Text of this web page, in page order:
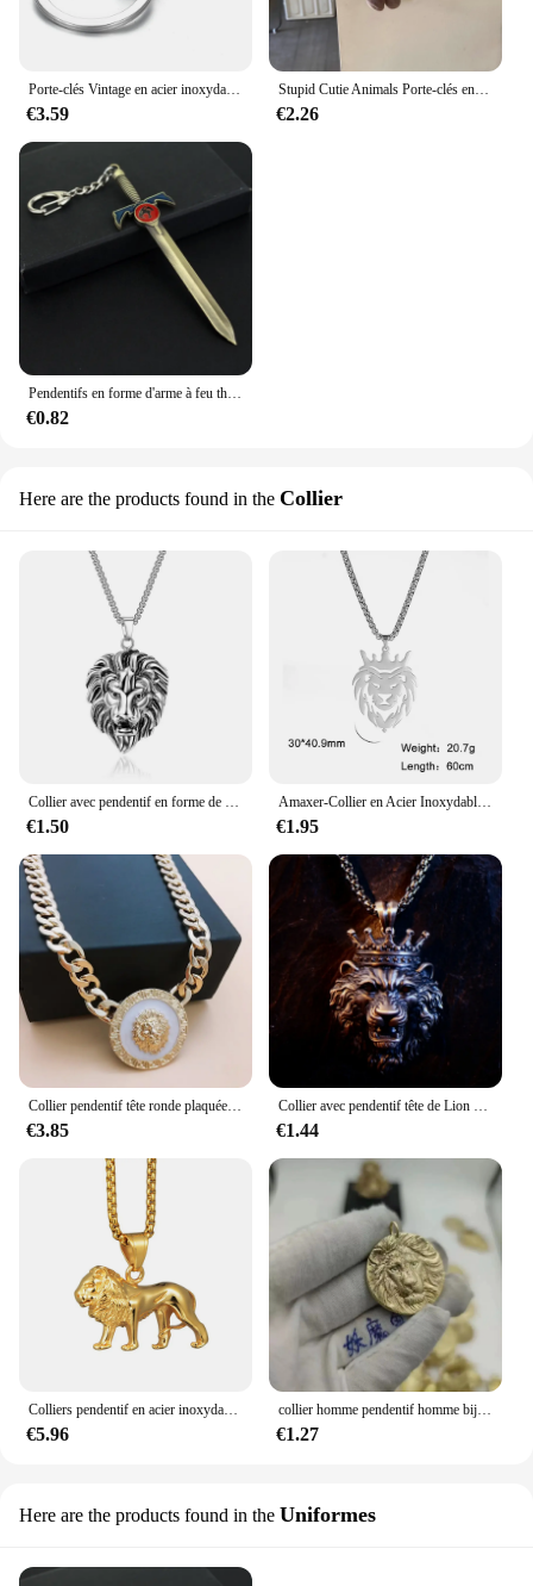
Porte-clés Vintage en acier inoxydable pour hommes, accessoires de fabrication de bijoux, fermoirs à homard, résultats Egale Lion crâne vache loup
€3.59
Stupid Cutie Animals Porte-clés en peluche pour filles, mouton, vache, over, jouets en peluche, pendentif, joli sac, pendentif pour sac à main, cadeau d'anniversaire
€2.26
Pendentifs en forme d'arme à feu thunderchats, porte-clés en métal, Logo de marque Lion, porte-clés, bijoux de film pour hommes
€0.82
Here are the products found in the Collier
€1.50
Amaxer-Collier en Acier Inoxydable avec Couronne Creuse pour Homme et Femme, Pendentif Ras du Cou, Bijou avec Breloque, Cadeau
€1.95
€3.85 €1.44
€5.96
collier homme pendentif homme bijoux homme tete de mort Collier avec pendentif en forme de tête de Lion pour homme, bijou Vintage en trois dimensions, mode européenne et américaine, chaîne de fête Punk, cadeau
€1.27
Here are the products found in the Uniformes